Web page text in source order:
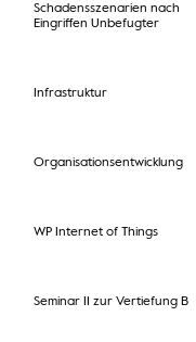
Schadensszenarien nach
Eingriffen Unbefugter
Infrastruktur
Organisationsentwicklung
WP Internet of Things
Seminar II zur Vertiefung B